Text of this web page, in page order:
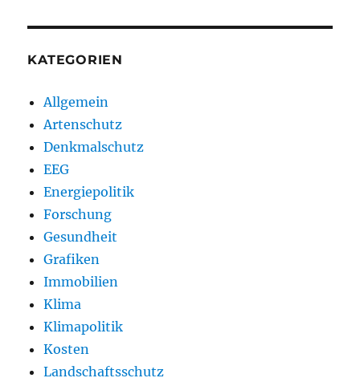
KATEGORIEN
Allgemein
Artenschutz
Denkmalschutz
EEG
Energiepolitik
Forschung
Gesundheit
Grafiken
Immobilien
Klima
Klimapolitik
Kosten
Landschaftsschutz